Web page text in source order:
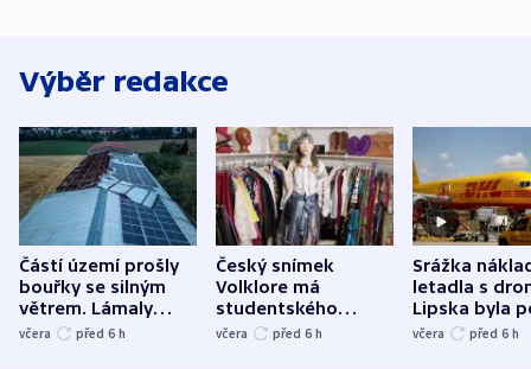
Výběr redakce
Částí území prošly
bouřky se silným
větrem. Lámaly
stromy a poničily
včera před 6 h
Český snímek
Volklore má
studentského
Oscara, zabojuje o
včera před 6 h
Srážka
letadla s
Lipska byla
německého
včera před 6 h